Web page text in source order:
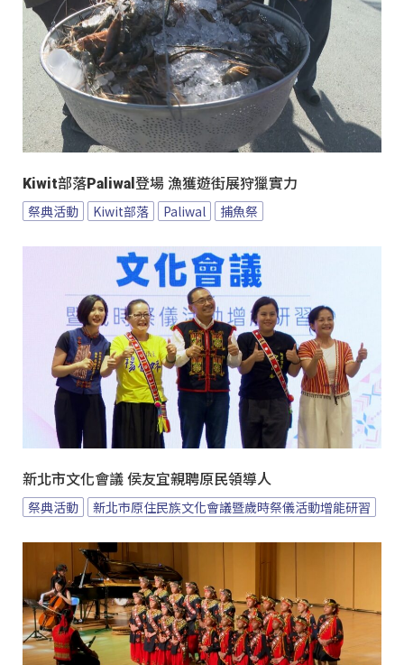
Kiwit部落Paliwal登場 漁獲遊街展狩獵實力
祭典活動 Kiwit部落 Paliwal 捕魚祭
新北市文化會議 侯友宜親聘原民領導人
祭典活動 新北市原住民族文化會議暨歲時祭儀活動增能研習